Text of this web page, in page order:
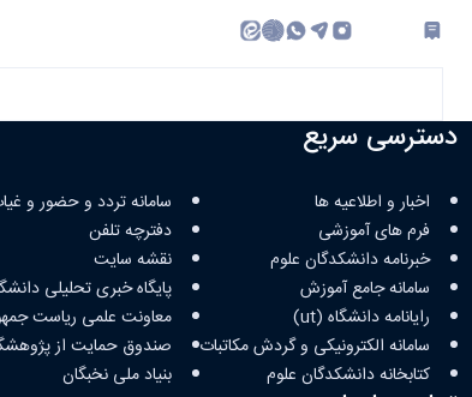
دسترسی سریع
اخبار و اطلاعیه ها
فرم های آموزشی
خبرنامه دانشکدگان علوم
سامانه جامع آموزش
رایانامه دانشگاه (ut)
سامانه الکترونیکی و گردش مکاتبات
کتابخانه‌ دانشکدگان علوم
سامانه تردد و حضور و
دفترچه تلفن
نقشه سایت
پایگاه خبری تحلیلی
معاونت علمی ریاست
صندوق حمایت از
بنیاد ملی نخبگان